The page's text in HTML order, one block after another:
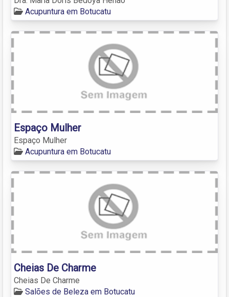
Acupuntura em Botucatu
Espaço Mulher
Espaço Mulher
Acupuntura em Botucatu
Cheias De Charme
Cheias De Charme
Salões de Beleza em Botucatu